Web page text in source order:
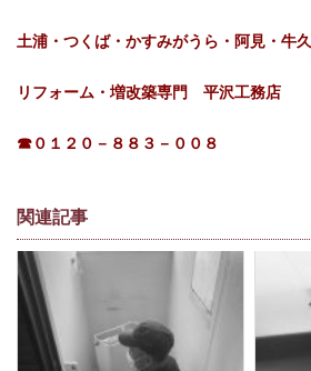
土浦・つくば・かすみがうら・阿見・牛久
リフォーム・増改築専門 平沢工務店
☎０１２０－８８３－００８
関連記事